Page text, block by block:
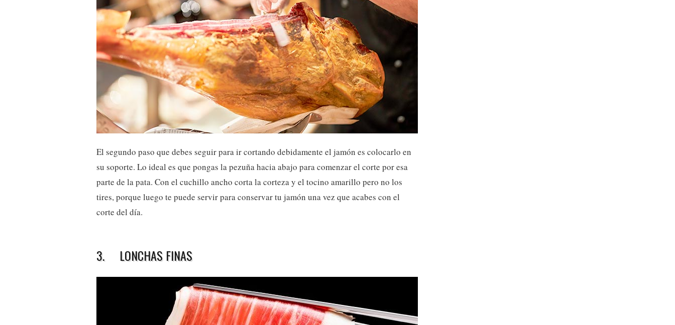
El segundo paso que debes seguir para ir cortando debidamente el jamón es colocarlo en
su soporte. Lo ideal es que pongas la pezuña hacia abajo para comenzar el corte por esa
parte de la pata. Con el cuchillo ancho corta la corteza y el tocino amarillo pero no los
tires, porque luego te puede servir para conservar tu jamón una vez que acabes con el
corte del día.
3. LONCHAS FINAS